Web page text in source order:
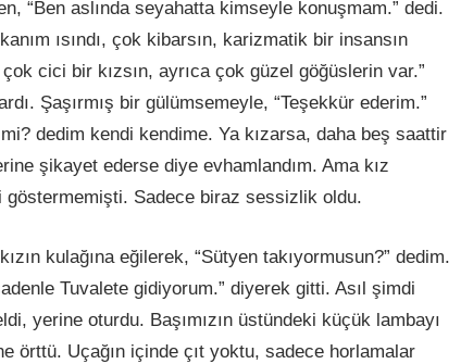
“Ben aslında seyahatta kimseyle konuşmam.” dedi.
ısındı, çok kibarsın, karizmatik bir insansın
cici bir kızsın, ayrıca çok güzel göğüslerin var.”
Şaşırmış bir gülümsemeyle, “Teşekkür ederim.”
dedim kendi kendime. Ya kızarsa, daha beş saattir
şikayet ederse diye evhamlandım. Ama kız
Sadece biraz sessizlik oldu.
kulağına eğilerek, “Sütyen takıyormusun?” dedim.
Tuvalete gidiyorum.” diyerek gitti. Asıl şimdi
yerine oturdu. Başımızın üstündeki küçük lambayı
örttü. Uçağın içinde çıt yoktu, sadece horlamalar